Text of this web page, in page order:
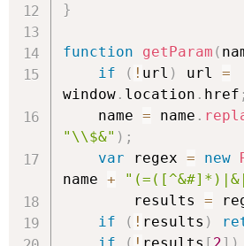
}
function getParam (
if
( ! url ) url =
window. location . href ;
    name
= name .
"\\$&" ) ;
var regex = new
name +
        results
=
if
( ! results )